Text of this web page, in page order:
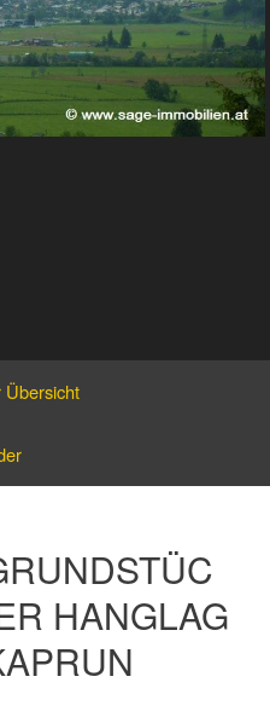
Übersicht
HANGLAG